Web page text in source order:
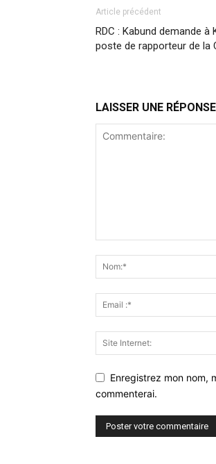
Article précédent
RDC : Kabund demande à
poste de rapporteur de la
LAISSER UNE RÉPONSE
Enregistrez mon nom,
commenterai.